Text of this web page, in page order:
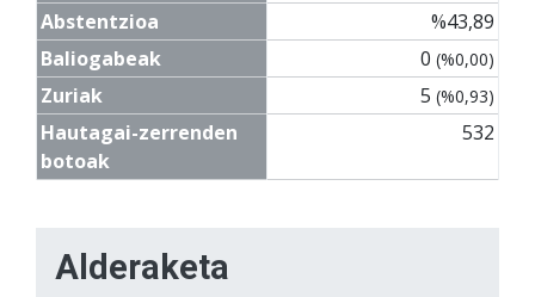
Abstentzioa
%43,89
Baliogabeak
0 (%0,00)
Zuriak 5 (%0,93)
Hautagai-zerrenden
botoak
532
Alderaketa